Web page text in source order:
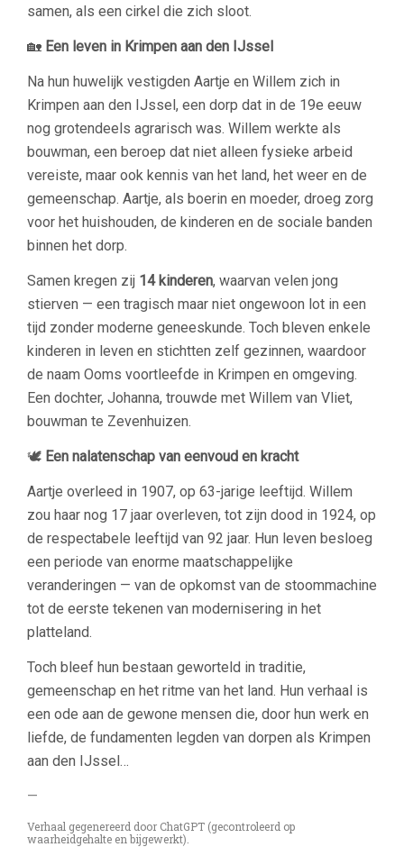
samen, als een cirkel die zich sloot.
🏡 Een leven in Krimpen aan den IJssel
Na hun huwelijk vestigden Aartje en Willem zich in
Krimpen aan den IJssel, een dorp dat in de 19e eeuw
nog grotendeels agrarisch was. Willem werkte als
bouwman, een beroep dat niet alleen fysieke arbeid
vereiste, maar ook kennis van het land, het weer en de
gemeenschap. Aartje, als boerin en moeder, droeg zorg
voor het huishouden, de kinderen en de sociale banden
binnen het dorp.
Samen kregen zij 14 kinderen, waarvan velen jong
stierven — een tragisch maar niet ongewoon lot in een
tijd zonder moderne geneeskunde. Toch bleven enkele
kinderen in leven en stichtten zelf gezinnen, waardoor
de naam Ooms voortleefde in Krimpen en omgeving.
Een dochter, Johanna, trouwde met Willem van Vliet,
bouwman te Zevenhuizen.
🕊️ Een nalatenschap van eenvoud en kracht
Aartje overleed in 1907, op 63-jarige leeftijd. Willem
zou haar nog 17 jaar overleven, tot zijn dood in 1924, op
de respectabele leeftijd van 92 jaar. Hun leven besloeg
een periode van enorme maatschappelijke
veranderingen — van de opkomst van de stoommachine
tot de eerste tekenen van modernisering in het
platteland.
Toch bleef hun bestaan geworteld in traditie,
gemeenschap en het ritme van het land. Hun verhaal is
een ode aan de gewone mensen die, door hun werk en
liefde, de fundamenten legden van dorpen als Krimpen
aan den IJssel…
—
Verhaal gegenereerd door ChatGPT (gecontroleerd op
waarheidgehalte en bijgewerkt).